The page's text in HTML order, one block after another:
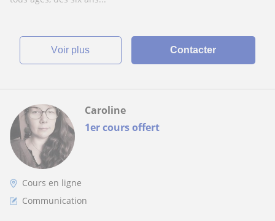
voir plus Contacter
1er cours offert
Caroline
Cours en ligne
Communication